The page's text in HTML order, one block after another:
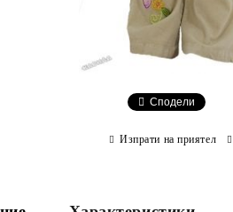
Сподели
Изпрати на приятел